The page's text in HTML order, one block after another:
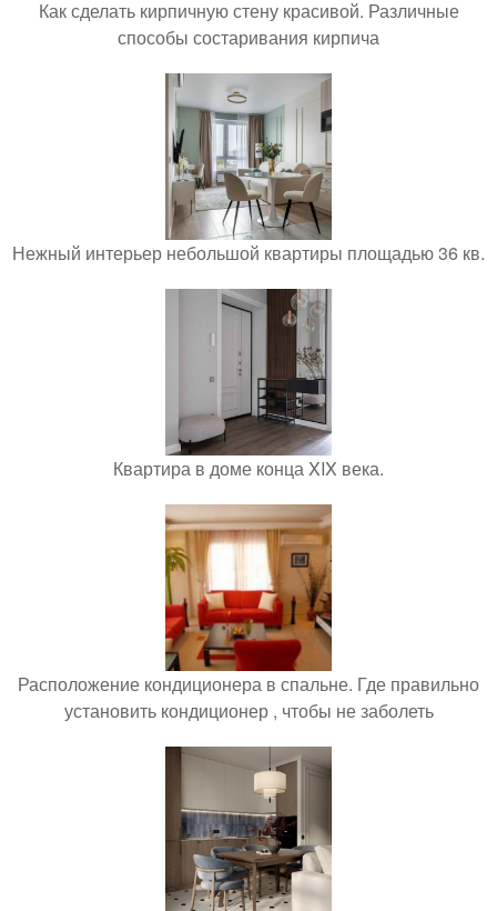
Как сделать кирпичную стену красивой. Различные
способы состаривания кирпича
Нежный интерьер небольшой квартиры площадью 36 кв.
Квартира в доме конца XIX века.
Расположение кондиционера в спальне. Где правильно
установить кондиционер , чтобы не заболеть